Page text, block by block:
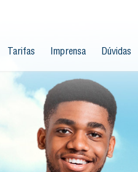
Tarifas Imprensa Dúvidas